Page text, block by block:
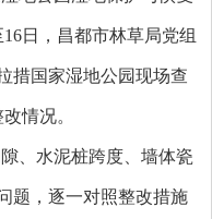
日，昌都市林草局党组
措国家湿地公园现场查
情况。
、水泥桩跨度、墙体瓷
题，逐一对照整改措施